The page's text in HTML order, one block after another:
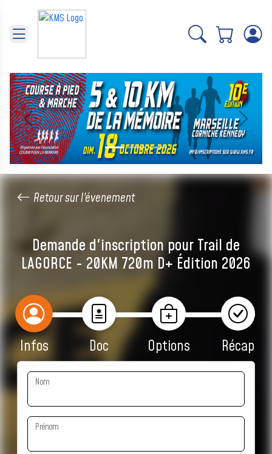
Précédent Suivant
Retour sur l'évenement
Demande d'inscription pour Trail de
LAGORCE - 20KM 720m D+ Édition 2026
Infos Doc Options Récap
Nom
Prénom
Panneau de gestion des cookies